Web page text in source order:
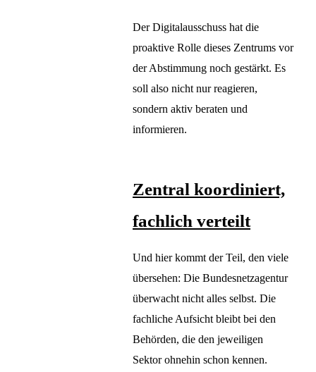
Der Digitalausschuss hat die
proaktive Rolle dieses Zentrums vor
der Abstimmung noch gestärkt. Es
soll also nicht nur reagieren,
sondern aktiv beraten und
informieren.
Zentral koordiniert,
fachlich verteilt
Und hier kommt der Teil, den viele
übersehen: Die Bundesnetzagentur
überwacht nicht alles selbst. Die
fachliche Aufsicht bleibt bei den
Behörden, die den jeweiligen
Sektor ohnehin schon kennen.